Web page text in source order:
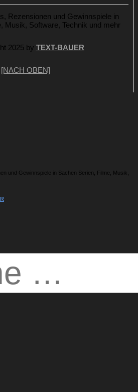
Rezensionen und Gewinnspiele in
Musik, Software, Technik und mehr
2025 by TEXT-BAUER
[NACH OBEN]
und Gewinnspiele in Sachen Serien, Filme, Musik,